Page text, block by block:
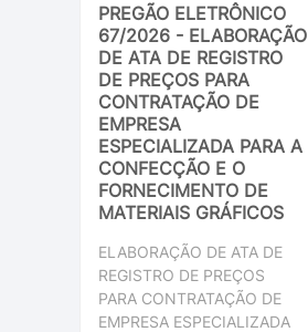
PREGÃO ELETRÔNICO
67/2026 - ELABORAÇÃO
DE ATA DE REGISTRO
DE PREÇOS PARA
CONTRATAÇÃO DE
EMPRESA
ESPECIALIZADA PARA A
CONFECÇÃO E O
FORNECIMENTO DE
MATERIAIS GRÁFICOS
ELABORAÇÃO DE ATA DE
REGISTRO DE PREÇOS
PARA CONTRATAÇÃO DE
EMPRESA ESPECIALIZADA